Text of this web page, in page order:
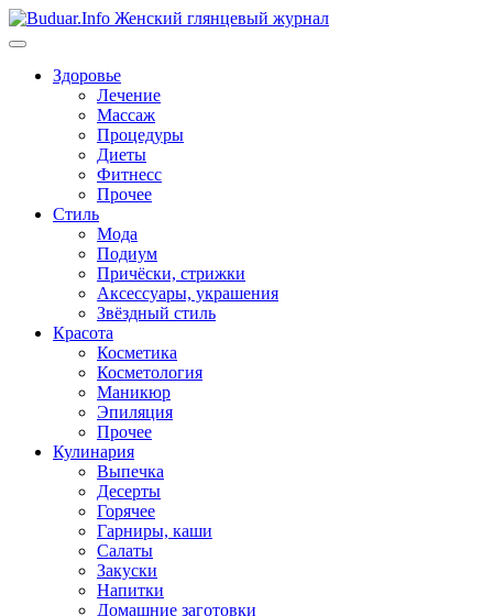
Перейти
к
Здоровье
Лечение
Массаж
Процедуры
Диеты
Фитнесс
Прочее
Стиль
Мода
Подиум
Причёски, стрижки
Аксессуары, украшения
Звёздный стиль
Красота
Косметика
Косметология
Маникюр
Эпиляция
Прочее
Кулинария
Выпечка
Десерты
Горячее
Гарниры, каши
Салаты
Закуски
Напитки
Домашние заготовки